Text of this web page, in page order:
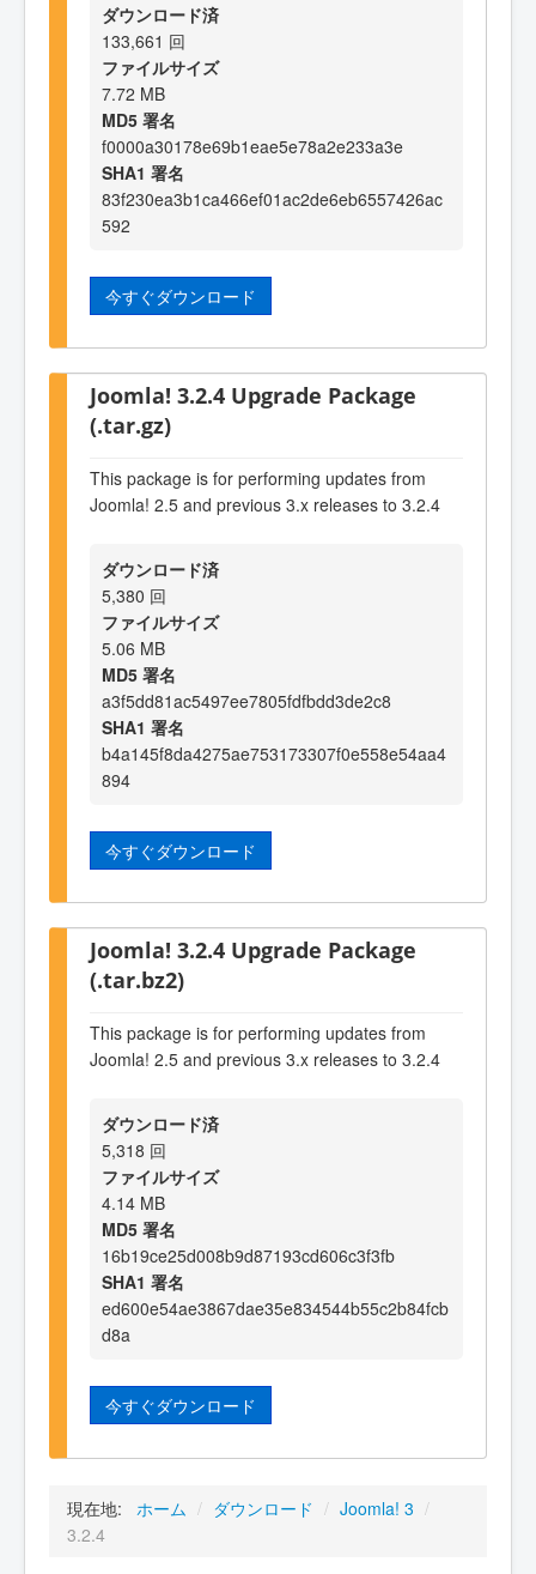
ダウンロード済
133,661 回
ファイルサイズ
7.72 MB
MD5 署名
f0000a30178e69b1eae5e78a2e233a3e
SHA1 署名
83f230ea3b1ca466ef01ac2de6eb6557426ac
592
今すぐダウンロード
Joomla! 3.2.4 Upgrade Package
(.tar.gz)
This package is for performing updates from
Joomla! 2.5 and previous 3.x releases to 3.2.4
ダウンロード済
5,380 回
ファイルサイズ
5.06 MB
MD5 署名
a3f5dd81ac5497ee7805fdfbdd3de2c8
SHA1 署名
b4a145f8da4275ae753173307f0e558e54aa4
894
今すぐダウンロード
Joomla! 3.2.4 Upgrade Package
(.tar.bz2)
This package is for performing updates from
Joomla! 2.5 and previous 3.x releases to 3.2.4
ダウンロード済
5,318 回
ファイルサイズ
4.14 MB
MD5 署名
16b19ce25d008b9d87193cd606c3f3fb
SHA1 署名
ed600e54ae3867dae35e834544b55c2b84fcb
d8a
今すぐダウンロード
現在地: ホーム / ダウンロード / Joomla! 3 /
3.2.4